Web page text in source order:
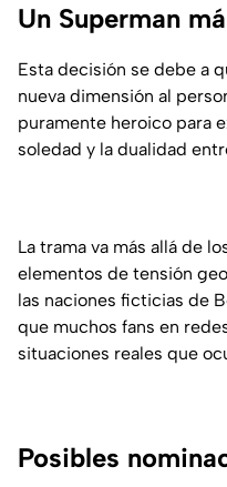
Un Superman
Esta decisión se debe a
nueva dimensión al
puramente heroico para
soledad y la dualidad
La trama va más allá de
elementos de tensión
las naciones ficticias de
que muchos fans en
situaciones reales que
Posibles